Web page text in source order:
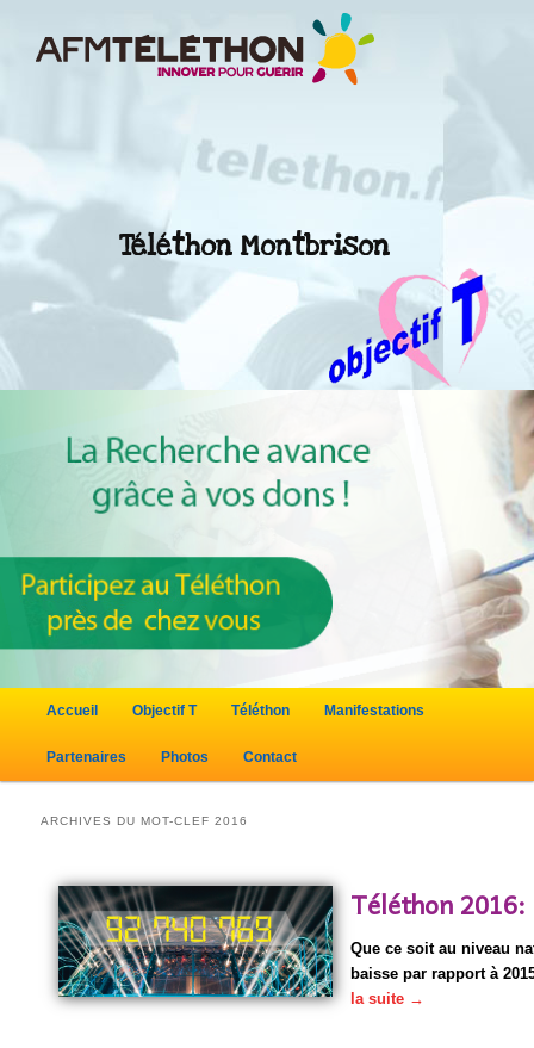
Téléthon Montbrison
Aller au contenu principal
Aller au contenu secondaire
Accueil Objectif T Téléthon Manifestations
Partenaires Photos Contact
ARCHIVES DU MOT-CLEF2016
Téléthon
Que ce soit au niveau
baisse par rapport à
la suite →